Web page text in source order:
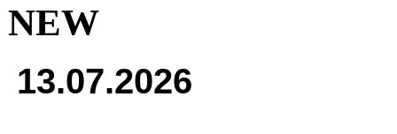
NEW
13.07.2026